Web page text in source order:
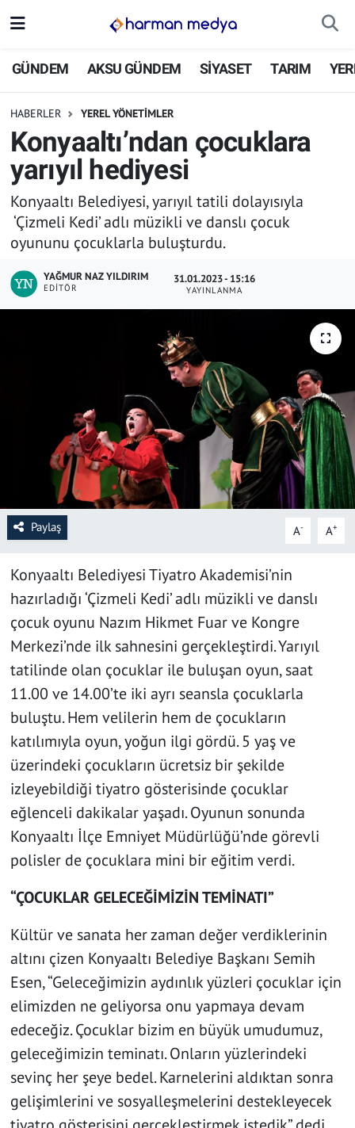
GÜNDEM AKSU GÜNDEM SİYASET TARIM
HABERLER YEREL YÖNETİMLER
Konyaaltı’ndan çocuklara
yarıyıl hediyesi
Konyaaltı Belediyesi, yarıyıl tatili dolayısıyla
‘Çizmeli Kedi’ adlı müzikli ve danslı çocuk
oyununu çocuklarla buluşturdu.
YAĞMUR NAZ YILDIRIM
EDITÖR
31.01.2023 - 15:16
YAYINLANMA
Paylaş A- A+
Konyaaltı Belediyesi Tiyatro Akademisi’nin
hazırladığı ‘Çizmeli Kedi’ adlı müzikli ve danslı
çocuk oyunu Nazım Hikmet Fuar ve Kongre
Merkezi’nde ilk sahnesini gerçekleştirdi. Yarıyıl
tatilinde olan çocuklar ile buluşan oyun, saat
11.00 ve 14.00’te iki ayrı seansla çocuklarla
buluştu. Hem velilerin hem de çocukların
katılımıyla oyun, yoğun ilgi gördü. 5 yaş ve
üzerindeki çocukların ücretsiz bir şekilde
izleyebildiği tiyatro gösterisinde çocuklar
eğlenceli dakikalar yaşadı. Oyunun sonunda
Konyaaltı İlçe Emniyet Müdürlüğü’nde görevli
polisler de çocuklara mini bir eğitim verdi.
“ÇOCUKLAR GELECEĞİMİZİN TEMİNATI”
Kültür ve sanata her zaman değer verdiklerinin
altını çizen Konyaaltı Belediye Başkanı Semih
Esen, “Geleceğimizin aydınlık yüzleri çocuklar için
elimizden ne geliyorsa onu yapmaya devam
edeceğiz. Çocuklar bizim en büyük umudumuz,
geleceğimizin teminatı. Onların yüzlerindeki
sevinç her şeye bedel. Karnelerini aldıktan sonra
gelişimlerini ve sosyalleşmelerini destekleyecek
GÜNDEM
SİYASET
TARIM
YEREL YÖNETİMLER
YAŞAM
KÜLTÜR SANAT
EĞİTİM
İstanbul Nöbetçi Eczaneler
İstanbul Trafik Yoğunluk Haritası
Süper Lig Puan Durumu ve Fikstür
Tüm Manşetler